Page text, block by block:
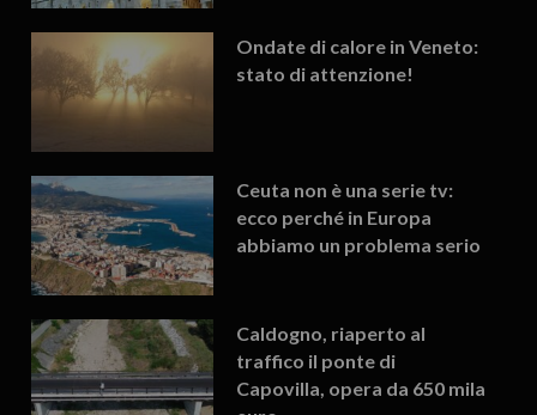
Ondate di calore in Veneto:
stato di attenzione!
Ceuta non è una serie tv:
ecco perché in Europa
abbiamo un problema serio
Caldogno, riaperto al
traffico il ponte di
Capovilla, opera da 650 mila